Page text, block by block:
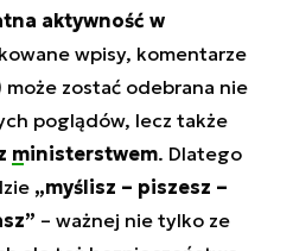
aktywność w
wpisy, komentarze
zostać odebrana nie
poglądów, lecz także
ministerstwem. Dlatego
„myślisz – piszesz –
– ważnej nie tylko ze